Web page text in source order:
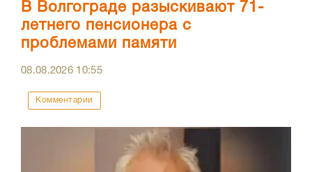
В Волгограде разыскивают 71-
летнего пенсионера с
проблемами памяти
08.08.2026 10:55
Комментарии